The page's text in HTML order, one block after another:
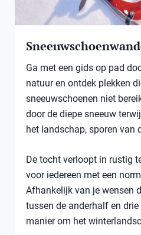
Ga met een gids op pad
natuur en ontdek plekken
sneeuwschoenen niet
door de diepe sneeuw
het landschap, sporen van
De tocht verloopt in rustig
voor iedereen met een
Afhankelijk van je wensen
tussen de anderhalf en
manier om het